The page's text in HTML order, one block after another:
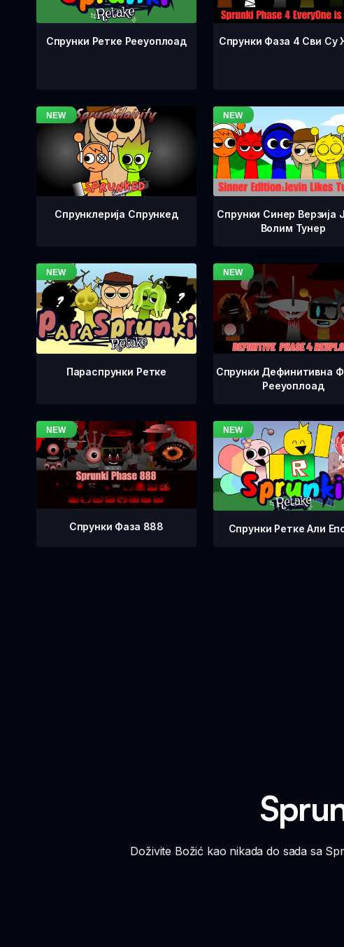
Спрунки Ретке Рееуоплоад Спрунки Фаза 4 Сви Су
Спрунклерија Спрункед
Спрунки Синер Верзија
Волим Тунер
Параспрунки Ретке
Спрунки Дефинитивна
Рееуоплоад
Спрунки Фаза 888 Спрунки Ретке Али
Doživite Božić kao nikada do sada sa